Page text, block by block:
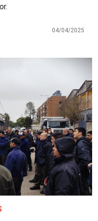
04/04/2025